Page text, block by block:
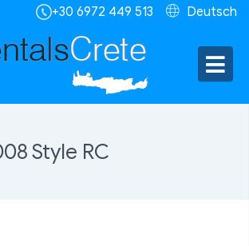
Deutsch
+30 6972 449 513
Style RC